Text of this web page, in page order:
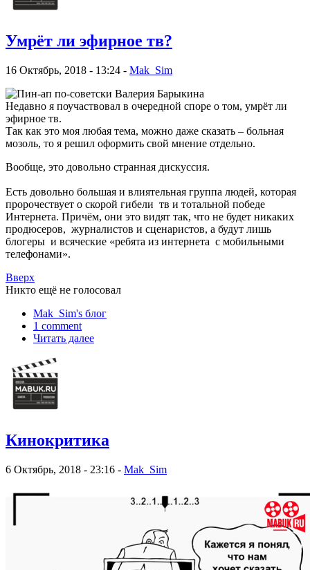
Умрёт ли эфирное тв?
16 Октябрь, 2018 - 13:24 - Mak_Sim
Недавно я поучаствовал в очередной споре о том, умрёт ли
эфирное тв.
Так как это моя любая тема, можно даже сказать – больная
мозоль, то я решил оформить свой мнение отдельно.
Вообще, это довольно странная дискуссия.
Есть довольно большая и влиятельная группа людей, которая
пророчествует о скорой гибели тв и тотальной победе
Интернета. Причём, они это видят так, что не будет никаких
продюсеров, журналистов и сценаристов, а будут лишь
блогеры и всяческие «ребята из интернета с мобильными
телефонами».
Вверх
Никто ещё не голосовал
Mak_Sim's блог
1 comment
Читать далее
Кинокритика
6 Октябрь, 2018 - 23:16 - Mak_Sim